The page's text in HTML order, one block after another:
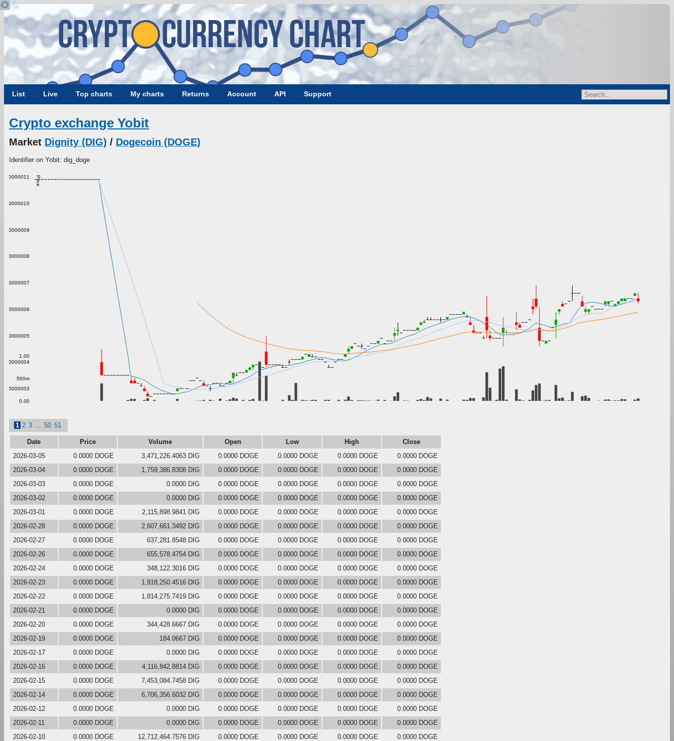
List Live Top charts My charts Returns Account API Support
Crypto exchange Yobit
Market Dignity (DIG) / Dogecoin (DOGE)
Identifier on Yobit: dig_doge
Price
0.0000003
0.0000004
0.0000005
0.0000006
0.0000007
0.0000008
0.0000009
0.0000010
0.0000011
0.00
500m
1.00
1 2 3 50 51
Date Price Volume Open Low High
Close
2026-03-05
0.0000 DOGE 3,471,226.4063 DIG 0.0000 DOGE 0.0000 DOGE 0.0000 DOGE
0.0000 DOGE
2026-03-04
0.0000 DOGE 1,759,386.8308 DIG 0.0000 DOGE 0.0000 DOGE 0.0000 DOGE
0.0000 DOGE
2026-03-03
0.0000 DOGE 0.0000 DIG 0.0000 DOGE 0.0000 DOGE 0.0000 DOGE
0.0000 DOGE
2026-03-02
0.0000 DOGE 0.0000 DIG 0.0000 DOGE 0.0000 DOGE 0.0000 DOGE
0.0000 DOGE
2026-03-01
0.0000 DOGE 2,115,898.9841 DIG 0.0000 DOGE 0.0000 DOGE 0.0000 DOGE
0.0000 DOGE
2026-02-28
0.0000 DOGE 2,607,661.3492 DIG 0.0000 DOGE 0.0000 DOGE 0.0000 DOGE
0.0000 DOGE
2026-02-27
0.0000 DOGE 637,281.8548 DIG 0.0000 DOGE 0.0000 DOGE 0.0000 DOGE
0.0000 DOGE
2026-02-26
0.0000 DOGE 655,578.4754 DIG 0.0000 DOGE 0.0000 DOGE 0.0000 DOGE
0.0000 DOGE
2026-02-24
0.0000 DOGE 348,122.3016 DIG 0.0000 DOGE 0.0000 DOGE 0.0000 DOGE
0.0000 DOGE
2026-02-23
0.0000 DOGE 1,918,250.4516 DIG 0.0000 DOGE 0.0000 DOGE 0.0000 DOGE
0.0000 DOGE
2026-02-22
0.0000 DOGE 1,814,275.7419 DIG 0.0000 DOGE 0.0000 DOGE 0.0000 DOGE
0.0000 DOGE
2026-02-21
0.0000 DOGE 0.0000 DIG 0.0000 DOGE 0.0000 DOGE 0.0000 DOGE
0.0000 DOGE
2026-02-20
0.0000 DOGE 344,428.6667 DIG 0.0000 DOGE 0.0000 DOGE 0.0000 DOGE
0.0000 DOGE
2026-02-19
0.0000 DOGE 184.0667 DIG 0.0000 DOGE 0.0000 DOGE 0.0000 DOGE
0.0000 DOGE
2026-02-17
0.0000 DOGE 0.0000 DIG 0.0000 DOGE 0.0000 DOGE 0.0000 DOGE
0.0000 DOGE
2026-02-16
0.0000 DOGE 4,116,842.8814 DIG 0.0000 DOGE 0.0000 DOGE 0.0000 DOGE
0.0000 DOGE
2026-02-15
0.0000 DOGE 7,453,084.7458 DIG 0.0000 DOGE 0.0000 DOGE 0.0000 DOGE
0.0000 DOGE
2026-02-14
0.0000 DOGE 6,706,356.6032 DIG 0.0000 DOGE 0.0000 DOGE 0.0000 DOGE
0.0000 DOGE
2026-02-12
0.0000 DOGE 0.0000 DIG 0.0000 DOGE 0.0000 DOGE 0.0000 DOGE
0.0000 DOGE
2026-02-11
0.0000 DOGE 0.0000 DIG 0.0000 DOGE 0.0000 DOGE 0.0000 DOGE
0.0000 DOGE
2026-02-10
0.0000 DOGE 12,712,464.7576 DIG 0.0000 DOGE 0.0000 DOGE 0.0000 DOGE
0.0000 DOGE